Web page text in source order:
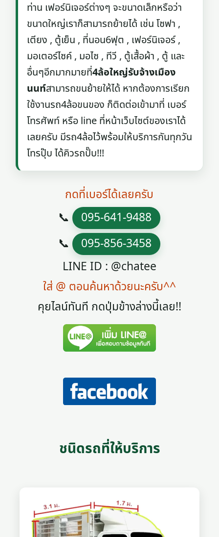
ท่าน เฟอร์นิเจอร์ต่างๆ จะขนาดเล็กหรือว่า
ขนาดใหญ่เราก็สามารถย้ายได้ เช่น โซฟา ,
เตียง , ตู้เย็น , ที่นอน6ฟุต , เฟอร์นิเจอร์ ,
มอเตอร์ไซค์ , มอไซ , ทีวี , ตู้เสื้อผ้า , ตู้ และ
อื่นๆอีกมากมายที่4ล้อใหญ่รับจ้างเมือง
นนท์สามารถขนย้ายให้ได้ หากต้องการเรียก
ใช้งานรถ4ล้อขนของ ก็ติดต่อเข้ามาที่ เบอร์
โทรศัพท์ หรือ line ที่หน้าเว็บไซต์ของเราได้
เลยครับ มีรถ4ล้อไว้พร้อมให้บริการกันทุกวัน
โทรปุ๊บ ได้คิวรถปั๊บ!!!
กดที่เบอร์ได้เลยครับ
📞 095-641-9488
📞 095-856-3458
LINE ID : @chatee
ใส่ @ ตอนค้นหาด้วยนะครับ^^
คุยไลน์ทันที กดปุ่มข้างล่างนี้เลย!!
ชนิดรถที่ให้บริการ